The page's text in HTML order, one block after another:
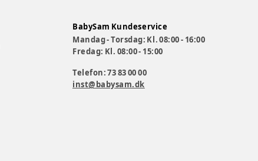
BabySam Kundeservice
Mandag - Torsdag: Kl. 08:00 - 16:00
Fredag: Kl. 08:00 - 15:00
Telefon: 73 83 00 00
inst@babysam.dk